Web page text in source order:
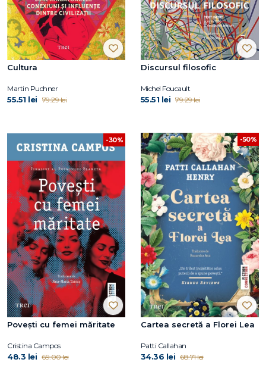
Cultura
Martin Puchner
55.51 lei 79.29 lei
Discursul filosofic
Michel Foucault
55.51 lei 79.29 lei
-30%
Povești cu femei măritate
Cristina Campos
48.3 lei 69.00 lei
-50%
Cartea secretă a Florei Lea
Patti Callahan
34.36 lei 68.71 lei